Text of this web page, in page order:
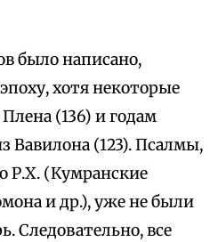
было написано,
хотя некоторые
(136) и годам
Вавилона (123). Псалмы,
Р.Х. (Кумранские
и др.), уже не были
Следовательно, все